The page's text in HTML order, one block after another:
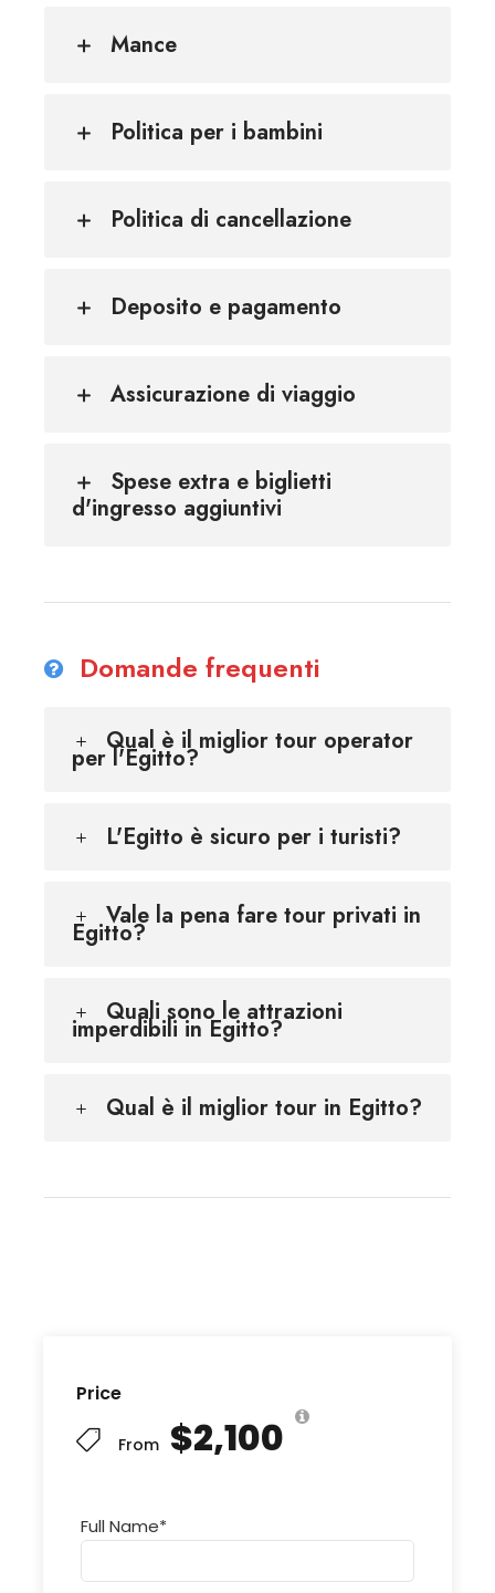
Price
From $2,100
Full Name*
Mance
Politica per i bambini
Politica di cancellazione
Deposito e pagamento
Assicurazione di viaggio
Spese extra e biglietti
d'ingresso aggiuntivi
Domande frequenti
Qual è il miglior tour operator
per l'Egitto?
L'Egitto è sicuro per i turisti?
Vale la pena fare tour privati in
Egitto?
Quali sono le attrazioni
imperdibili in Egitto?
Qual è il miglior tour in Egitto?